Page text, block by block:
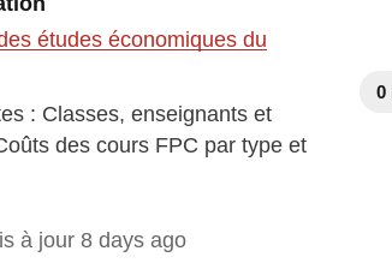
études économiques du
: Classes, enseignants et
des cours FPC par type et
à jour 8 days ago
0